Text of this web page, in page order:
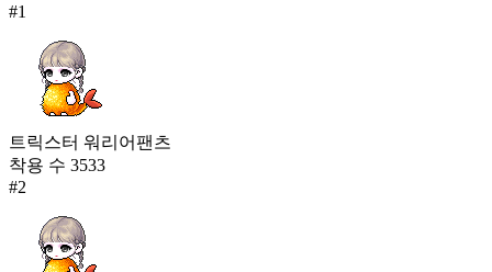
#1
트릭스터 워리어팬츠
착용 수 3533
#2